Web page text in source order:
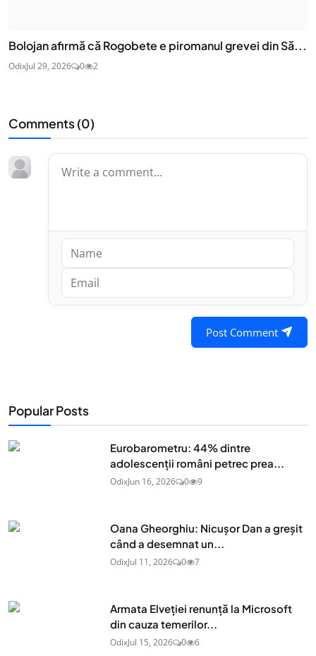
Bolojan afirmă că Rogobete e piromanul grevei din Să...
OdixJul 29, 2026 0 2
Comments (0)
Post Comment
Popular Posts
Eurobarometru: 44% dintre
adolescenţii români petrec prea...
OdixJun 16, 2026 0 9
Oana Gheorghiu: Nicușor Dan a greșit
când a desemnat un...
OdixJul 11, 2026 0 7
Armata Elveției renunță la Microsoft
din cauza temerilor...
OdixJul 15, 2026 0 6